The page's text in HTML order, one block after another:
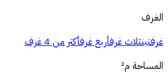
الغرف
غرفتينثلاث غرفأربع غرفأكثر من 4 غرف
المساحة م²